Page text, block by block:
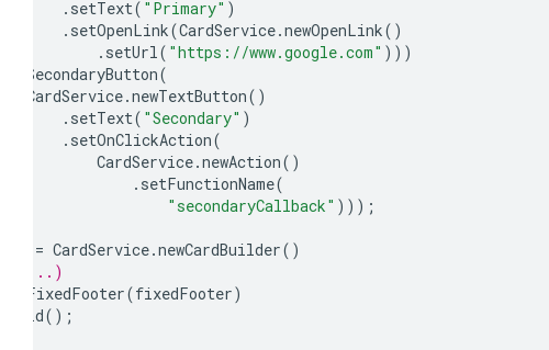
. setText( "Primary" )
. setOpenLink(CardService.newOpenLink()
. setUrl( "https://www.google.com" )))
setSecondaryButton(
CardService.newTextButton()
. setText( "Secondary" )
. setOnClickAction(
CardService.newAction()
. setFunctionName(
"secondaryCallback" )));
= CardService.newCardBuilder()
// (...)
setFixedFooter(fixedFooter)
build();